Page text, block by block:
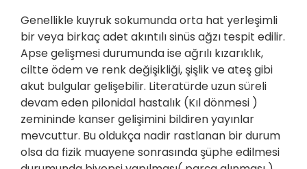
Genellikle kuyruk sokumunda orta hat yerleşimli
bir veya birkaç adet akıntılı sinüs ağzı tespit edilir.
Apse gelişmesi durumunda ise ağrılı kızarıklık,
ciltte ödem ve renk değişikliği, şişlik ve ateş gibi
akut bulgular gelişebilir. Literatürde uzun süreli
devam eden pilonidal hastalık (Kıl dönmesi )
zemininde kanser gelişimini bildiren yayınlar
mevcuttur. Bu oldukça nadir rastlanan bir durum
olsa da fizik muayene sonrasında şüphe edilmesi